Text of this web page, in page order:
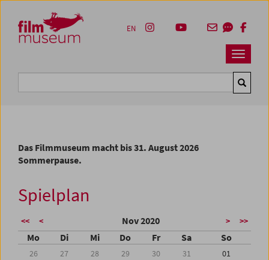
Zum Inhalt
Zum Hauptmenü
Zur Servicenavigation
Zum Suche
Navbar
EN
Das Filmmuseum macht bis 31. August 2026
Sommerpause.
Spielplan
<< < Nov 2020 > >>
Mo Di Mi Do Fr Sa So
26 27 28 29 30 31
01